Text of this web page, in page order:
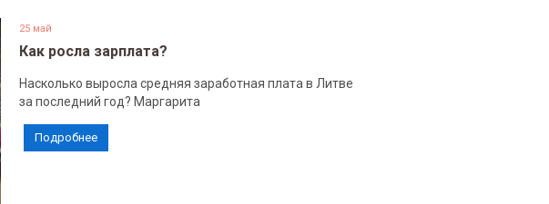
25 май
Как росла зарплата?
Насколько выросла средняя заработная плата в Литве
за последний год? Маргарита
Подробнее